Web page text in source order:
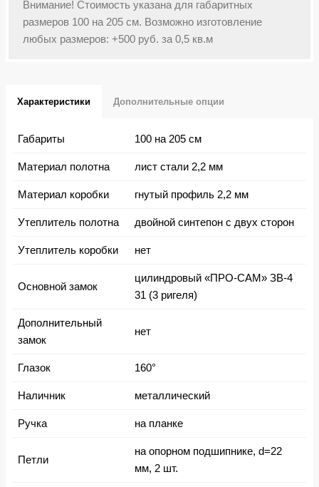
Внимание! Стоимость указана для габаритных
размеров 100 на 205 см. Возможно изготовление
любых размеров: +500 руб. за 0,5 кв.м
Характеристики Дополнительные опции
Габариты 100 на 205 см
Материал полотна лист стали 2,2 мм
Материал коробки гнутый профиль 2,2 мм
Утеплитель полотна двойной синтепон с двух сторон
Утеплитель коробки нет
Основной замок
цилиндровый «ПРО-САМ» ЗВ-4
31 (3 ригеля)
Дополнительный
замок
нет
Глазок 160°
Наличник металлический
Ручка на планке
Петли
на опорном подшипнике, d=22
мм, 2 шт.